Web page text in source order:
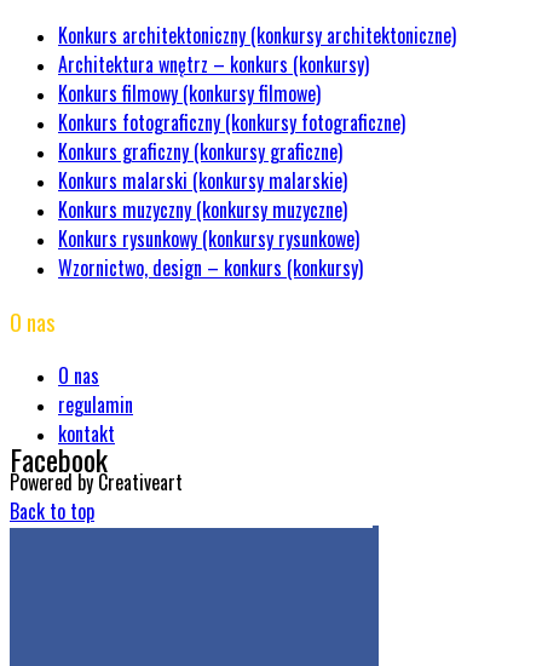
Konkurs architektoniczny (konkursy architektoniczne)
Architektura wnętrz – konkurs (konkursy)
Konkurs filmowy (konkursy filmowe)
Konkurs fotograficzny (konkursy fotograficzne)
Konkurs graficzny (konkursy graficzne)
Konkurs malarski (konkursy malarskie)
Konkurs muzyczny (konkursy muzyczne)
Konkurs rysunkowy (konkursy rysunkowe)
Wzornictwo, design – konkurs (konkursy)
O nas
O nas
regulamin
kontakt
Powered by Creativeart
Back to top
Facebook
Get the Facebook Likebox Slider Pro for WordPress